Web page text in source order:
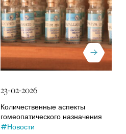
23-02-2026
Количественные аспекты
гомеопатического назначения
#Новости